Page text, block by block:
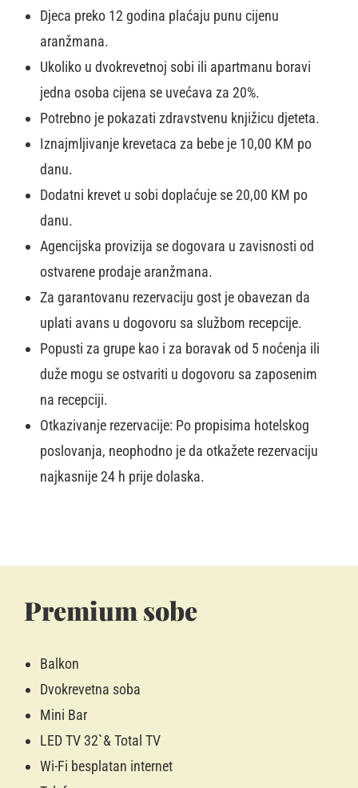
Djeca preko 12 godina plaćaju punu cijenu
aranžmana.
Ukoliko u dvokrevetnoj sobi ili apartmanu boravi
jedna osoba cijena se uvećava za 20%.
Potrebno je pokazati zdravstvenu knjižicu djeteta.
Iznajmljivanje krevetaca za bebe je 10,00 KM po
danu.
Dodatni krevet u sobi doplaćuje se 20,00 KM po
danu.
Agencijska provizija se dogovara u zavisnosti od
ostvarene prodaje aranžmana.
Za garantovanu rezervaciju gost je obavezan da
uplati avans u dogovoru sa službom recepcije.
Popusti za grupe kao i za boravak od 5 noćenja ili
duže mogu se ostvariti u dogovoru sa zaposenim
na recepciji.
Otkazivanje rezervacije: Po propisima hotelskog
poslovanja, neophodno je da otkažete rezervaciju
najkasnije 24 h prije dolaska.
Premium sobe
Balkon
Dvokrevetna soba
Mini Bar
LED TV 32`& Total TV
Wi-Fi besplatan internet